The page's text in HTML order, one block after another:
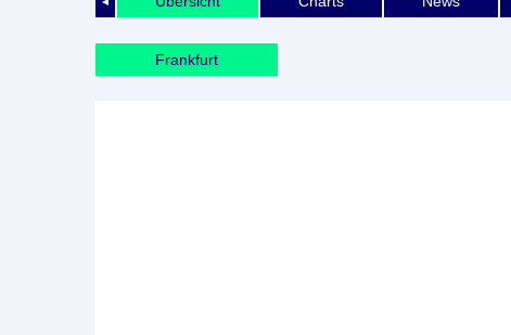
Frankfurt